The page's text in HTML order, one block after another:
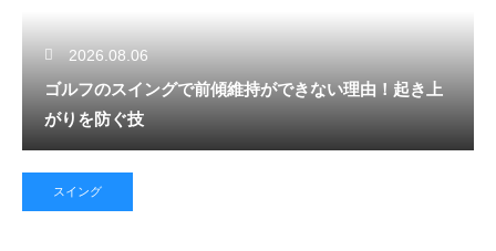
2026.08.06
ゴルフのスイングで前傾維持ができない理由！起き上
がりを防ぐ技
スイング